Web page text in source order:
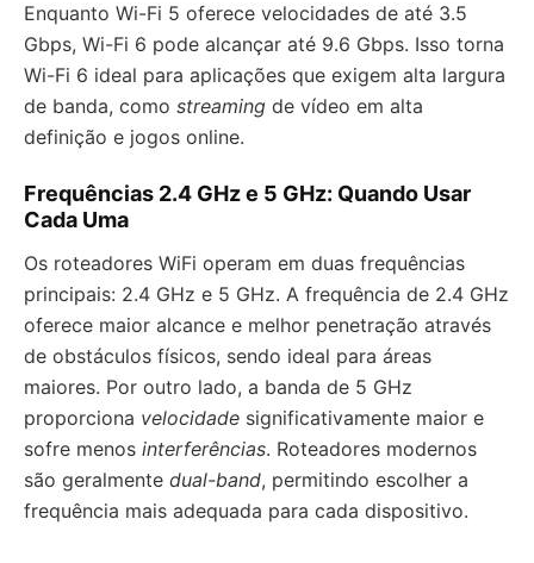
Enquanto Wi-Fi 5 oferece velocidades de até 3.5
Gbps, Wi-Fi 6 pode alcançar até 9.6 Gbps. Isso torna
Wi-Fi 6 ideal para aplicações que exigem alta largura
de banda, como streaming de vídeo em alta
definição e jogos online.
Frequências 2.4 GHz e 5 GHz: Quando Usar
Cada Uma
Os roteadores WiFi operam em duas frequências
principais: 2.4 GHz e 5 GHz. A frequência de 2.4 GHz
oferece maior alcance e melhor penetração através
de obstáculos físicos, sendo ideal para áreas
maiores. Por outro lado, a banda de 5 GHz
proporciona velocidade significativamente maior e
sofre menos interferências. Roteadores modernos
são geralmente dual-band, permitindo escolher a
frequência mais adequada para cada dispositivo.